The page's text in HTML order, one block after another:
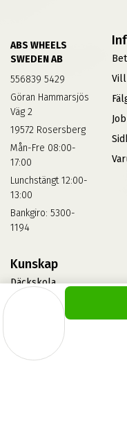
ABS WHEELS
SWEDEN AB
556839 5429
Göran Hammarsjös
Väg 2
19572 Rosersberg
Mån-Fre 08:00-
17:00
Lunchstängt 12:00-
13:00
Bankgiro: 5300-
1194
Kunskap
Däckskola
Informationsbank Av Däck
Och Fälgar